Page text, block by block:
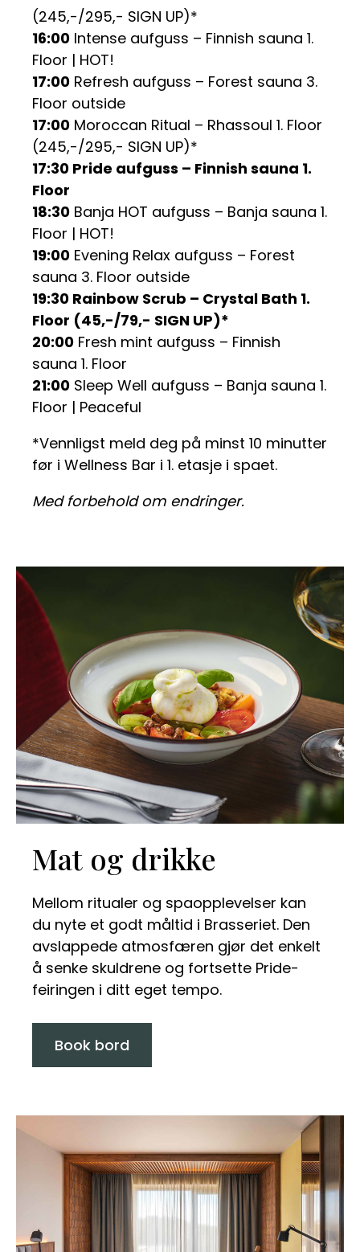
(245,-/295,- SIGN UP)*
16:00 Intense aufguss – Finnish sauna 1.
Floor | HOT!
17:00 Refresh aufguss – Forest sauna 3.
Floor outside
17:00 Moroccan Ritual – Rhassoul 1. Floor
(245,-/295,- SIGN UP)*
17:30 Pride aufguss – Finnish sauna 1.
Floor
18:30 Banja HOT aufguss – Banja sauna 1.
Floor | HOT!
19:00 Evening Relax aufguss – Forest
sauna 3. Floor outside
19:30 Rainbow Scrub – Crystal Bath 1.
Floor (45,-/79,- SIGN UP)*
20:00 Fresh mint aufguss – Finnish
sauna 1. Floor
21:00 Sleep Well aufguss – Banja sauna 1.
Floor | Peaceful
*Vennligst meld deg på minst 10 minutter
før i Wellness Bar i 1. etasje i spaet.
Med forbehold om endringer.
Mat og drikke
Mellom ritualer og spaopplevelser kan
du nyte et godt måltid i Brasseriet. Den
avslappede atmosfæren gjør det enkelt
å senke skuldrene og fortsette Pride-
feiringen i ditt eget tempo.
Book bord